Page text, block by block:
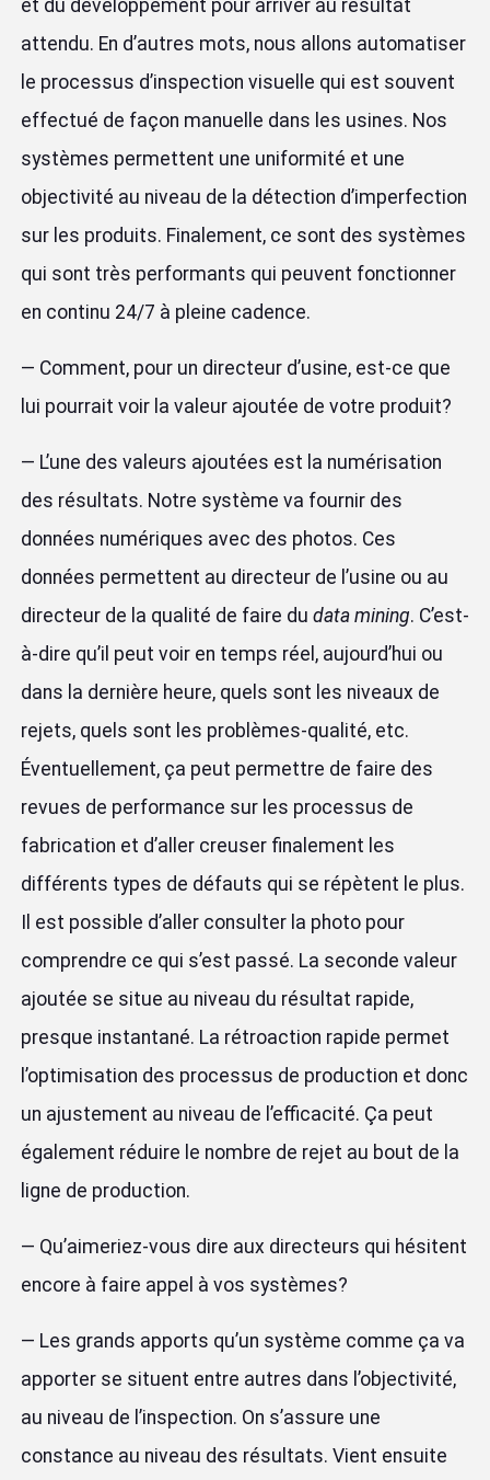
et du développement pour arriver au résultat
attendu. En d’autres mots, nous allons automatiser
le processus d’inspection visuelle qui est souvent
effectué de façon manuelle dans les usines. Nos
systèmes permettent une uniformité et une
objectivité au niveau de la détection d’imperfection
sur les produits. Finalement, ce sont des systèmes
qui sont très performants qui peuvent fonctionner
en continu 24/7 à pleine cadence.
— Comment, pour un directeur d’usine, est-ce que
lui pourrait voir la valeur ajoutée de votre produit?
— L’une des valeurs ajoutées est la numérisation
des résultats. Notre système va fournir des
données numériques avec des photos. Ces
données permettent au directeur de l’usine ou au
directeur de la qualité de faire du data mining. C’est-
à-dire qu’il peut voir en temps réel, aujourd’hui ou
dans la dernière heure, quels sont les niveaux de
rejets, quels sont les problèmes-qualité, etc.
Éventuellement, ça peut permettre de faire des
revues de performance sur les processus de
fabrication et d’aller creuser finalement les
différents types de défauts qui se répètent le plus.
Il est possible d’aller consulter la photo pour
comprendre ce qui s’est passé. La seconde valeur
ajoutée se situe au niveau du résultat rapide,
presque instantané. La rétroaction rapide permet
l’optimisation des processus de production et donc
un ajustement au niveau de l’efficacité. Ça peut
également réduire le nombre de rejet au bout de la
ligne de production.
— Qu’aimeriez-vous dire aux directeurs qui hésitent
encore à faire appel à vos systèmes?
— Les grands apports qu’un système comme ça va
apporter se situent entre autres dans l’objectivité,
au niveau de l’inspection. On s’assure une
constance au niveau des résultats. Vient ensuite